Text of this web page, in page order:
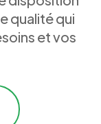
qualité qui
et vos